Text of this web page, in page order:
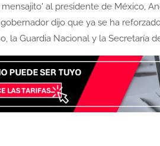
al presidente de México,
dijo que ya se ha
la Guardia Nacional y la Secretaría